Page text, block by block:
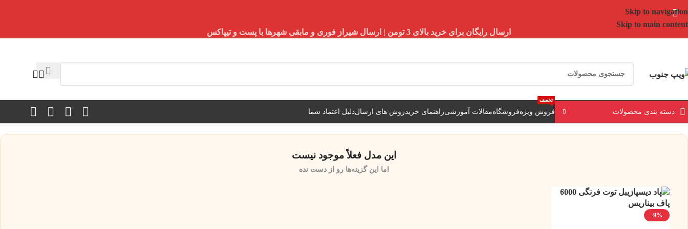
Skip to navigation
Skip to main content
ارسال رایگان برای خرید بالای 3 تومن | ارسال شیراز فوری و مابقی شهرها با پست و تیپاکس
دسته بندی محصولات فروش ویژه
تخفیف
فروشگاهمقالات آموزشیراهنمای خریدروش های ارسالدلیل اعتماد شما
این مدل فعلاً موجود نیست
اما این گزینه‌ها رو از دست نده
-9%